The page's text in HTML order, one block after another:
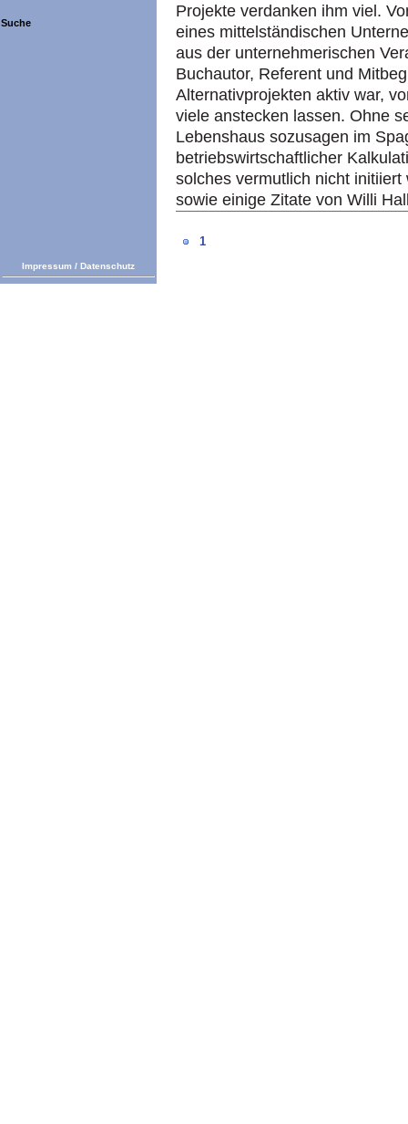
Suche
Projekte verdanken ihm viel.
eines mittelständischen
aus der unternehmerischen
Buchautor, Referent und
Alternativprojekten aktiv war,
viele anstecken lassen. Ohne
Lebenshaus sozusagen im
betriebswirtschaftlicher
solches vermutlich nicht
sowie einige Zitate von Willi
1
Impressum / Datenschutz